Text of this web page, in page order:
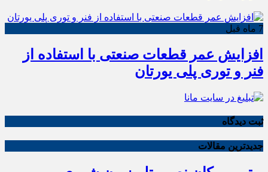
7 ماه قبل
افزایش عمر قطعات صنعتی با استفاده از
فنر و توری پلی یورتان
ثبت دیدگاه
جدیدترین مقالات